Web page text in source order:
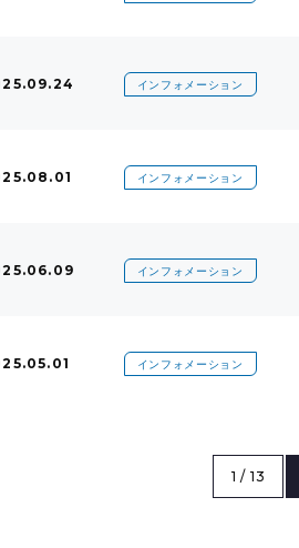
インフォメーション
インフォメーション
インフォメーション
インフォメーション
1 / 13